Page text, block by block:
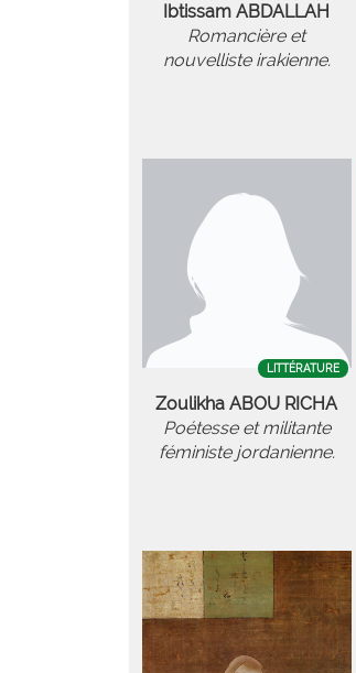
Ibtissam ABDALLAH
Romancière et
nouvelliste irakienne.
LITTÉRATURE
Zoulikha ABOU RICHA
Poétesse et militante
féministe jordanienne.